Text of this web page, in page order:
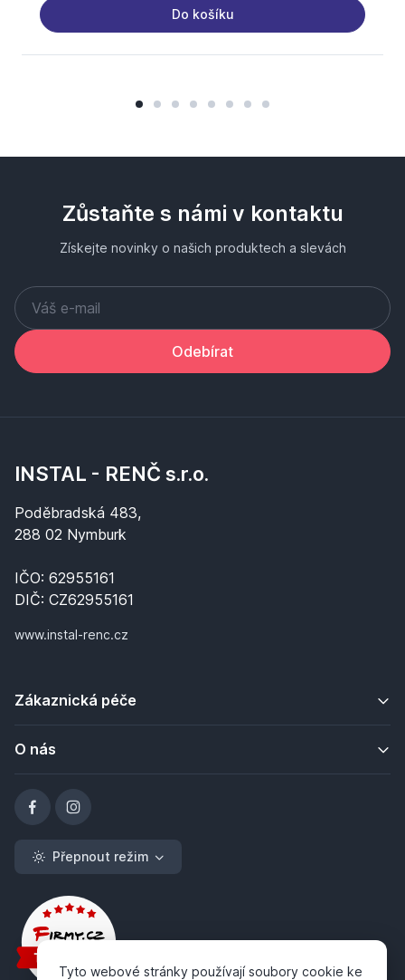
Do košíku
Zůstaňte s námi v kontaktu
Získejte novinky o našich produktech a slevách
Odebírat
INSTAL - RENČ s.r.o.
Poděbradská 483,
288 02 Nymburk
IČO: 62955161
DIČ: CZ62955161
www.instal-renc.cz
Zákaznická péče
O nás
Přepnout režim
Tyto webové stránky používají soubory cookie ke